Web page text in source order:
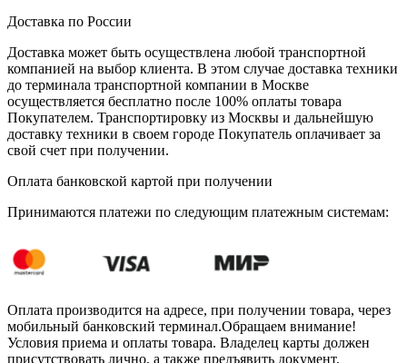
Доставка по России
Доставка может быть осуществлена любой транспортной
компанией на выбор клиента. В этом случае доставка техники
до терминала транспортной компании в Москве
осуществляется бесплатно после 100% оплаты товара
Покупателем. Транспортировку из Москвы и дальнейшую
доставку техники в своем городе Покупатель оплачивает за
свой счет при получении.
Оплата банковской картой при получении
Принимаются платежи по следующим платежным системам:
Оплата производится на адресе, при получении товара, через
мобильный банковский терминал.Обращаем внимание!
Условия приема и оплаты товара. Владелец карты должен
присутствовать лично, а также предъявить документ,